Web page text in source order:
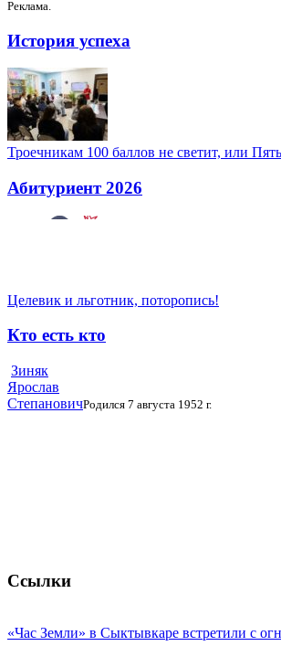
Реклама.
История успеха
Троечникам 100 баллов не светит, или
Абитуриент 2026
Целевик и льготник, поторопись!
Кто есть кто
Зиняк
Ярослав
СтепановичРодился 7 августа 1952 г.
Ссылки
«Час Земли» в Сыктывкаре встретили с